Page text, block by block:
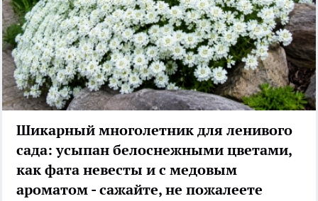
Шикарный многолетник для ленивого
сада: усыпан белоснежными цветами,
как фата невесты и с медовым
ароматом - сажайте, не пожалеете